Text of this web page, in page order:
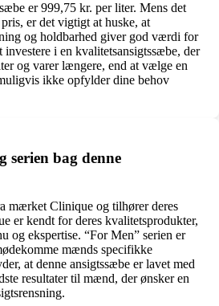
er 999,75 kr. per liter. Mens det
er det vigtigt at huske, at
og holdbarhed giver god værdi for
investere i en kvalitetsansigtssæbe, der
og varer længere, end at vælge en
ikke opfylder dine behov
serien bag denne
mærket Clinique og tilhører deres
er kendt for deres kvalitetsprodukter,
og ekspertise. “For Men” serien er
mænds specifikke
at denne ansigtssæbe er lavet med
resultater til mænd, der ønsker en